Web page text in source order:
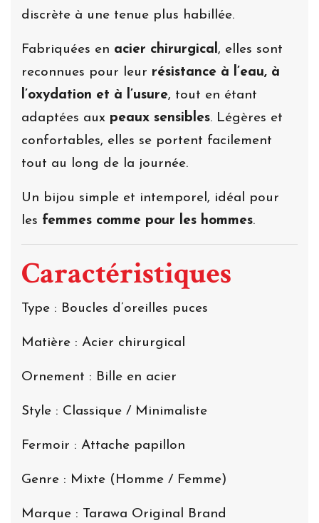
discrète à une tenue plus habillée.
Fabriquées en acier chirurgical , elles sont
reconnues pour leur résistance à l’eau, à
l’oxydation et à l’usure, tout en étant
adaptées aux peaux sensibles. Légères et
confortables, elles se portent facilement
tout au long de la journée.
Un bijou simple et intemporel, idéal pour
les femmes comme pour les hommes.
Caractéristiques
Type : Boucles d’oreilles puces
Matière : Acier chirurgical
Ornement : Bille en acier
Style : Classique / Minimaliste
Fermoir : Attache papillon
Genre : Mixte (Homme / Femme)
Marque : Tarawa Original Brand